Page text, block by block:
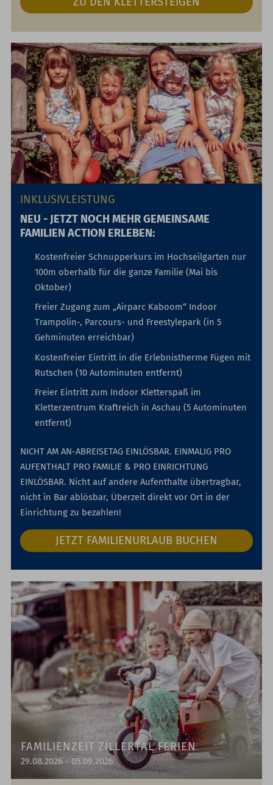
INKLUSIVLEISTUNG
NEU - JETZT NOCH MEHR GEMEINSAME
FAMILIEN ACTION ERLEBEN:
Kostenfreier Schnupperkurs im Hochseilgarten nur
100m oberhalb für die ganze Familie (Mai bis
Oktober)
Freier Zugang zum „Airparc Kaboom“ Indoor
Trampolin-, Parcours- und Freestylepark (in 5
Gehminuten erreichbar)
Kostenfreier Eintritt in die Erlebnistherme Fügen mit
Rutschen (10 Autominuten entfernt)
Freier Eintritt zum Indoor Kletterspaß im
Kletterzentrum Kraftreich in Aschau (5 Autominuten
entfernt)
NICHT AM AN-ABREISETAG EINLÖSBAR. EINMALIG PRO
AUFENTHALT PRO FAMILIE & PRO EINRICHTUNG
EINLÖSBAR. Nicht auf andere Aufenthalte übertragbar,
nicht in Bar ablösbar, Überzeit direkt vor Ort in der
Einrichtung zu bezahlen!
JETZT FAMILIENURLAUB BUCHEN
FAMILIENZEIT ZILLERTAL FERIEN
29.08.2026 - 05.09.2026